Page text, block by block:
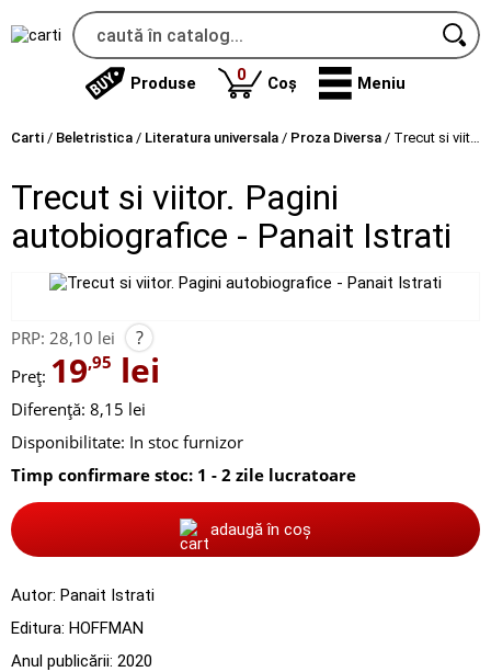
Produse 0produse
Coș Meniu
Carti / Beletristica / Literatura universala / Proza Diversa / Trecut si viitor. Pagini autobiografice - Panait Istrati
Trecut si viitor. Pagini
autobiografice - Panait Istrati
PRP: 28,10 lei ?
Preț: 19,95 lei
Diferență: 8,15 lei
Disponibilitate: In stoc furnizor
Timp confirmare stoc: 1 - 2 zile lucratoare
adaugă în coș
Autor: Panait Istrati
Editura: HOFFMAN
Anul publicării: 2020